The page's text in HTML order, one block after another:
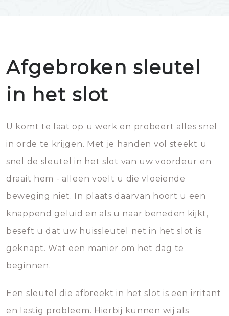
Afgebroken sleutel
in het slot
U komt te laat op u werk en probeert alles snel
in orde te krijgen. Met je handen vol steekt u
snel de sleutel in het slot van uw voordeur en
draait hem - alleen voelt u die vloeiende
beweging niet. In plaats daarvan hoort u een
knappend geluid en als u naar beneden kijkt,
beseft u dat uw huissleutel net in het slot is
geknapt. Wat een manier om het dag te
beginnen.
Een sleutel die afbreekt in het slot is een irritant
en lastig probleem. Hierbij kunnen wij als